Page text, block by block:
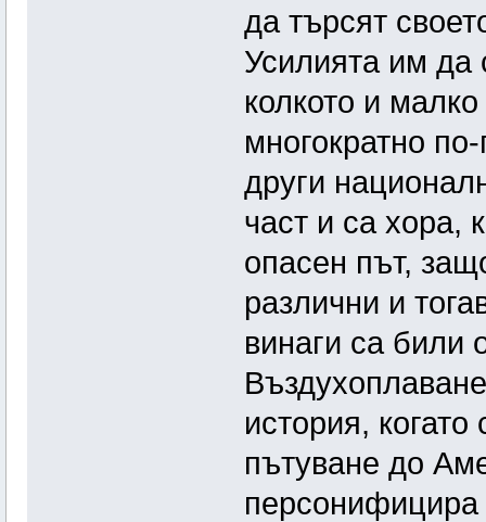
да търсят
Усилията им да
колкото и
многократно
други
част и са хора,
опасен път,
различни и
винаги са били
история,
пътуване до
персонифицира